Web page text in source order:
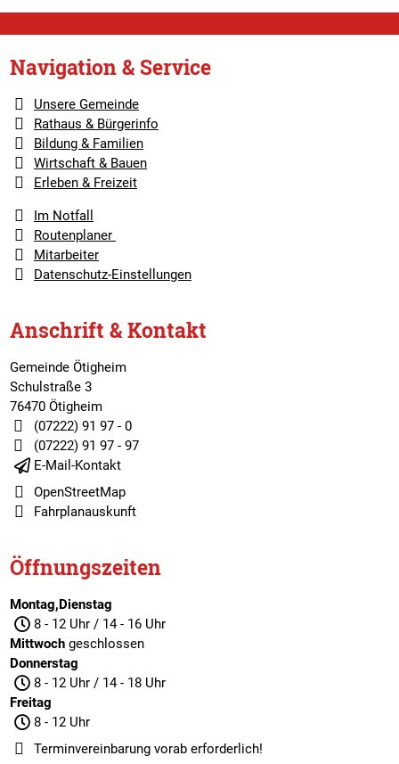
Navigation & Service
Unsere Gemeinde
Rathaus & Bürgerinfo
Bildung & Familien
Wirtschaft & Bauen
Erleben & Freizeit
Im Notfall
Routenplaner
Mitarbeiter
Datenschutz-Einstellungen
Anschrift & Kontakt
Gemeinde Ötigheim
Schulstraße 3
76470 Ötigheim
(07222) 91 97 - 0
(07222) 91 97 - 97
E-Mail-Kontakt
OpenStreetMap
Fahrplanauskunft
Öffnungszeiten
Montag,Dienstag
8 - 12 Uhr / 14 - 16 Uhr
Mittwochgeschlossen
Donnerstag
8 - 12 Uhr / 14 - 18 Uhr
Freitag
8 - 12 Uhr
Terminvereinbarungvorab erforderlich!